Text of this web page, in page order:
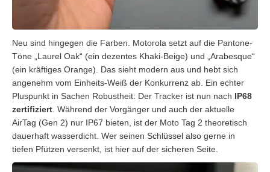
Neu sind hingegen die Farben. Motorola setzt auf die Pantone-
Töne „Laurel Oak“ (ein dezentes Khaki-Beige) und „Arabesque“
(ein kräftiges Orange). Das sieht modern aus und hebt sich
angenehm vom Einheits-Weiß der Konkurrenz ab. Ein echter
Pluspunkt in Sachen Robustheit: Der Tracker ist nun nach IP68
zertifiziert. Während der Vorgänger und auch der aktuelle
AirTag (Gen 2) nur IP67 bieten, ist der Moto Tag 2 theoretisch
dauerhaft wasserdicht. Wer seinen Schlüssel also gerne in
tiefen Pfützen versenkt, ist hier auf der sicheren Seite.